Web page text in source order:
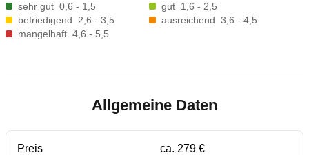
sehr gut 0,6 - 1,5 gut 1,6 - 2,5
befriedigend
2,6 - 3,5 ausreichend 3,6 - 4,5
mangelhaft 4,6 - 5,5
Allgemeine Daten
Preis ca. 279 €